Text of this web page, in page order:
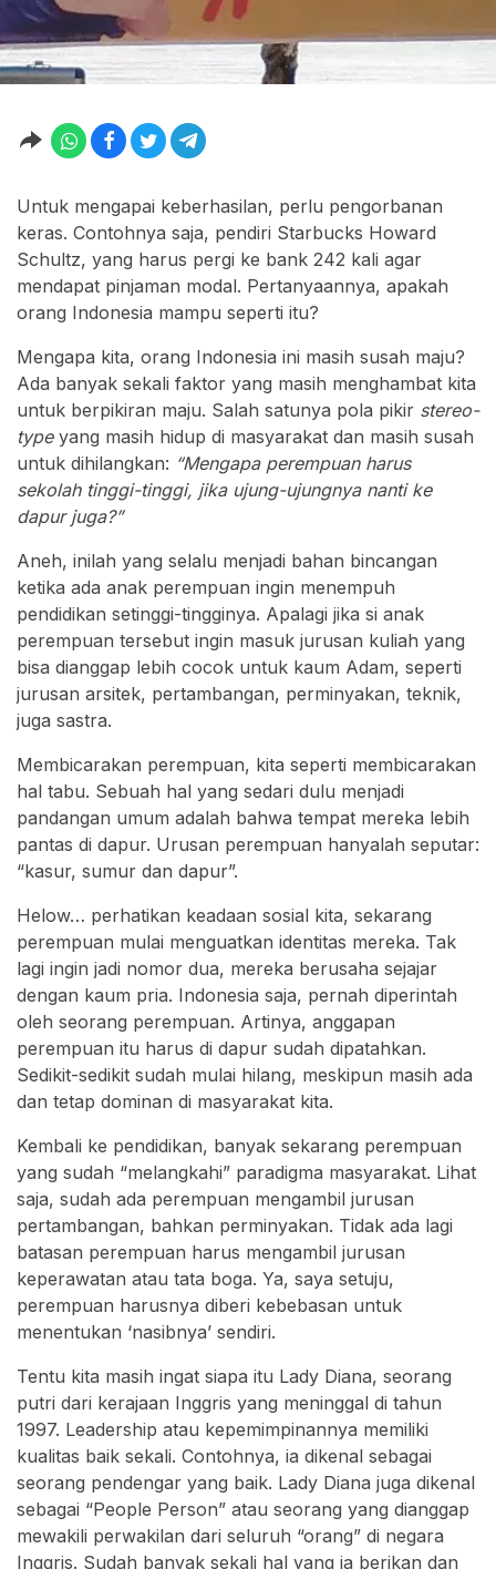
Untuk mengapai keberhasilan, perlu pengorbanan
keras. Contohnya saja, pendiri Starbucks Howard
Schultz, yang harus pergi ke bank 242 kali agar
mendapat pinjaman modal. Pertanyaannya, apakah
orang Indonesia mampu seperti itu?
Mengapa kita, orang Indonesia ini masih susah maju?
Ada banyak sekali faktor yang masih menghambat kita
untuk berpikiran maju. Salah satunya pola pikir stereo-
typeyang masih hidup di masyarakat dan masih susah
untuk dihilangkan: “Mengapa perempuan harus
sekolah tinggi-tinggi, jika ujung-ujungnya nanti ke
dapur juga?”
Aneh, inilah yang selalu menjadi bahan bincangan
ketika ada anak perempuan ingin menempuh
pendidikan setinggi-tingginya. Apalagi jika si anak
perempuan tersebut ingin masuk jurusan kuliah yang
bisa dianggap lebih cocok untuk kaum Adam, seperti
jurusan arsitek, pertambangan, perminyakan, teknik,
juga sastra.
Membicarakan perempuan, kita seperti membicarakan
hal tabu. Sebuah hal yang sedari dulu menjadi
pandangan umum adalah bahwa tempat mereka lebih
pantas di dapur. Urusan perempuan hanyalah seputar:
“kasur, sumur dan dapur”.
Helow… perhatikan keadaan sosial kita, sekarang
perempuan mulai menguatkan identitas mereka. Tak
lagi ingin jadi nomor dua, mereka berusaha sejajar
dengan kaum pria. Indonesia saja, pernah diperintah
oleh seorang perempuan. Artinya, anggapan
perempuan itu harus di dapur sudah dipatahkan.
Sedikit-sedikit sudah mulai hilang, meskipun masih ada
dan tetap dominan di masyarakat kita.
Kembali ke pendidikan, banyak sekarang perempuan
yang sudah “melangkahi” paradigma masyarakat. Lihat
saja, sudah ada perempuan mengambil jurusan
pertambangan, bahkan perminyakan. Tidak ada lagi
batasan perempuan harus mengambil jurusan
keperawatan atau tata boga. Ya, saya setuju,
perempuan harusnya diberi kebebasan untuk
menentukan ‘nasibnya’ sendiri.
Tentu kita masih ingat siapa itu Lady Diana, seorang
putri dari kerajaan Inggris yang meninggal di tahun
1997. Leadership atau kepemimpinannya memiliki
kualitas baik sekali. Contohnya, ia dikenal sebagai
seorang pendengar yang baik. Lady Diana juga dikenal
sebagai “People Person” atau seorang yang dianggap
mewakili perwakilan dari seluruh “orang” di negara
Inggris. Sudah banyak sekali hal yang ia berikan dan